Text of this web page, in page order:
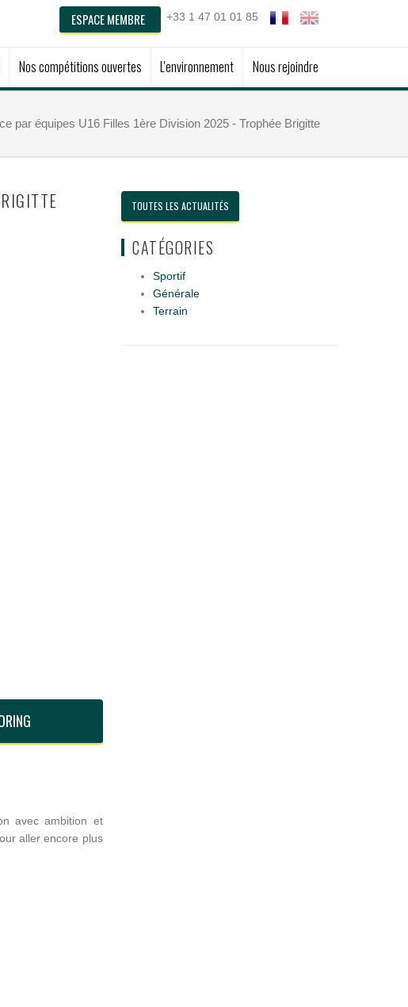
+33 1 47 01 01 85
ESPACE MEMBRE
Nos compétitions ouvertes L'environnement Nous rejoindre
par équipes U16 Filles 1ère Division 2025 - Trophée Brigitte
avec ambition et
aller encore plus
TOUTES LES ACTUALITÉS
CATÉGORIES
Sportif
Générale
Terrain